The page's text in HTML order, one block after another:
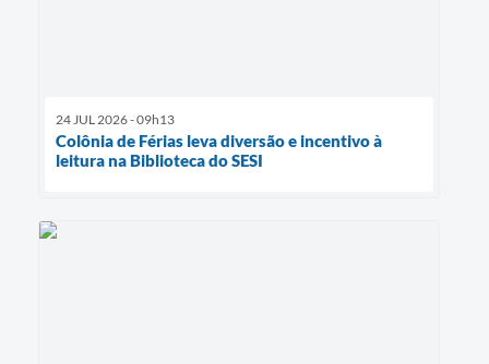
24 JUL 2026 - 09h13
Colônia de Férias leva diversão e incentivo à
leitura na Biblioteca do SESI